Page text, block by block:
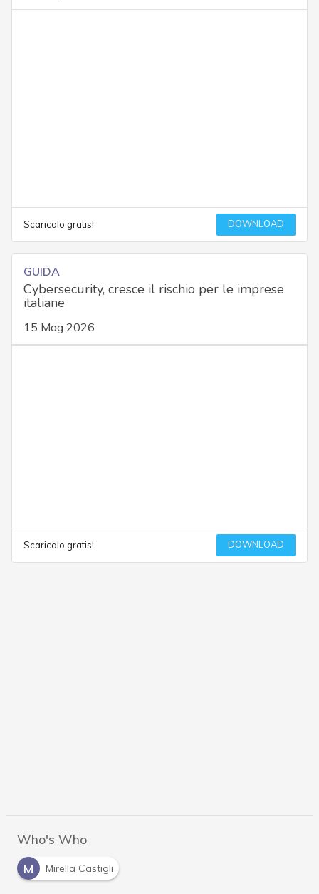
Scaricalo gratis! DOWNLOAD
GUIDA
Cybersecurity, cresce il rischio per le imprese
italiane
15 Mag 2026
Scaricalo gratis! DOWNLOAD
Who's Who
M
Mirella Castigli